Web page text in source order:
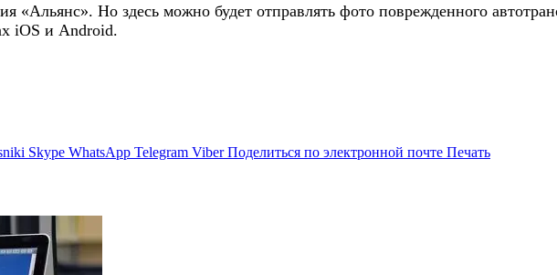
«Альянс». Но здесь можно будет отправлять фото поврежденного
iOS и Android.
Skype WhatsApp Telegram Viber Поделиться по электронной почте Печать